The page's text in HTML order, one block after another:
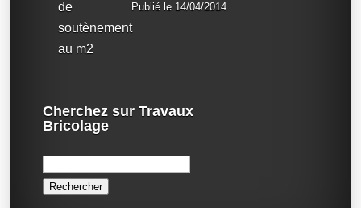
Publié le 14/04/2014
Cherchez sur Travaux
Bricolage
Rechercher :